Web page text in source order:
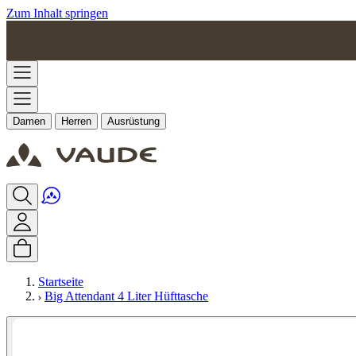
Zum Inhalt springen
Damen Herren Ausrüstung
Startseite
Big Attendant 4 Liter Hüfttasche